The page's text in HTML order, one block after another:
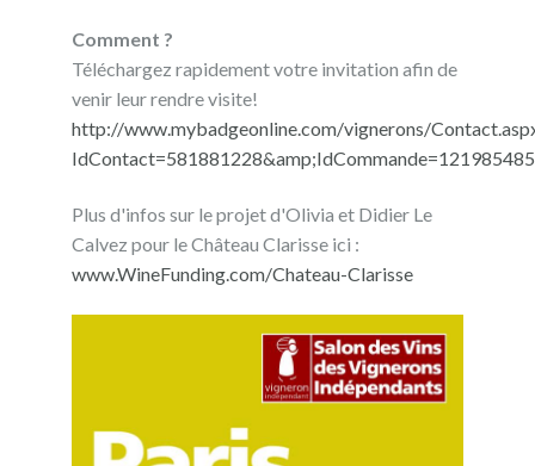
Comment ?
Téléchargez rapidement votre invitation afin de
venir leur rendre visite!
http://www.mybadgeonline.com/vignerons/
IdContact=581881228&amp;IdCommande=121985485
Plus d'infos sur le projet d'Olivia et Didier Le
Calvez pour le Château Clarisse ici :
www.WineFunding.com/Chateau-Clarisse